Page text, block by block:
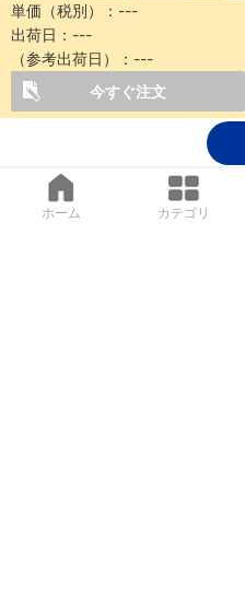
単価（税別）： ---
出荷日： ---
（参考出荷日）： ---
今すぐ注文
ホーム カテゴリ